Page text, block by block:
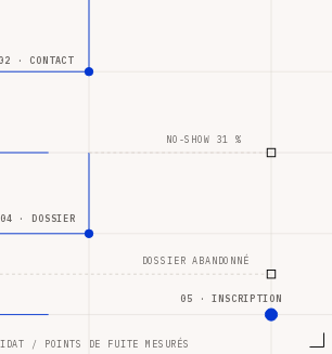
02 · CONTACT
04 · DOSSIER
05 · INSCRIPTION
NO-SHOW 31 %
DOSSIER ABANDONNÉ
/ POINTS DE FUITE MESURÉS